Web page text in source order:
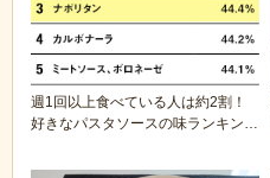
週1回以上食べている人は約2割！
好きなパスタソースの味ランキング